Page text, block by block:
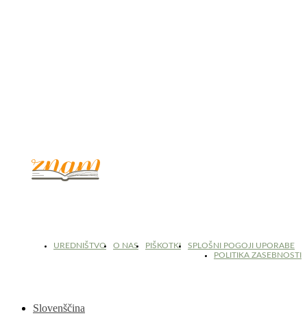
UREDNIŠTVO O NAS PIŠKOTKI
SPLOŠNI POGOJI UPORABE
POLITIKA ZASEBNOSTI
Slovenščina